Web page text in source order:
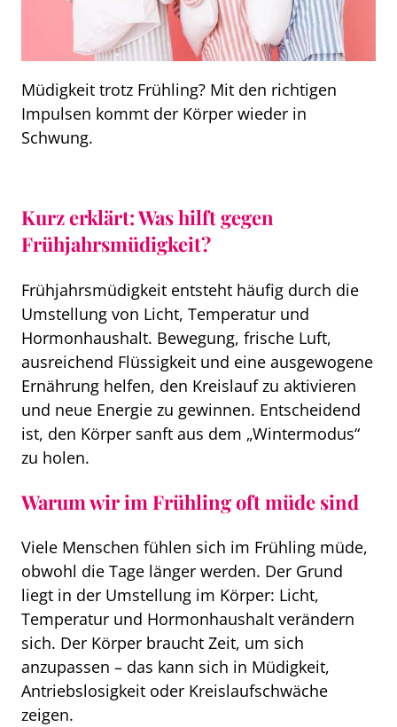
Müdigkeit trotz Frühling? Mit den richtigen
Impulsen kommt der Körper wieder in
Schwung.
Kurz erklärt: Was hilft gegen
Frühjahrsmüdigkeit?
Frühjahrsmüdigkeit entsteht häufig durch die
Umstellung von Licht, Temperatur und
Hormonhaushalt. Bewegung, frische Luft,
ausreichend Flüssigkeit und eine ausgewogene
Ernährung helfen, den Kreislauf zu aktivieren
und neue Energie zu gewinnen. Entscheidend
ist, den Körper sanft aus dem „Wintermodus“
zu holen.
Warum wir im Frühling oft müde sind
Viele Menschen fühlen sich im Frühling müde,
obwohl die Tage länger werden. Der Grund
liegt in der Umstellung im Körper: Licht,
Temperatur und Hormonhaushalt verändern
sich. Der Körper braucht Zeit, um sich
anzupassen – das kann sich in Müdigkeit,
Antriebslosigkeit oder Kreislaufschwäche
zeigen.